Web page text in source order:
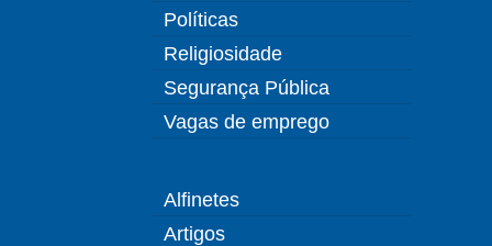
Políticas
Religiosidade
Segurança Pública
Vagas de emprego
Alfinetes
Artigos